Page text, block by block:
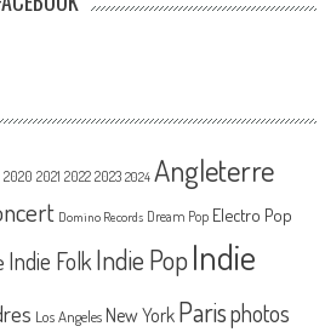
2020 2021 2022 2023 2024 Angleterre
Domino Records Dream Pop Electro Pop
Indie FolkIndie PopIndie
Los Angeles New York Parisphotos